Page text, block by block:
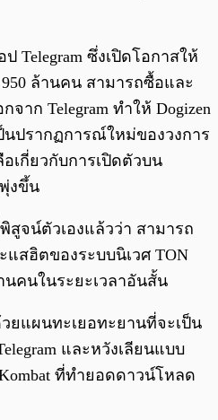
Telegram ซึ่งเปิดโอกาสให้
ล้านคน สามารถซื้อและ
าก Telegram ทำให้ Dogizen
ปรากฏการณ์ใหม่ของวงการ
เกี่ยวกับการเปิดตัวบน
งขึ้น
พิสูจน์ตัวเองแล้วว่า สามารถ
แสฮิตของระบบนิเวศ TON
นคนในระยะเวลาอันสั้น
ยแผนทะเยอทะยานที่จะเป็น
และหวังเลียนแบบ
ที่ทำยอดดาวน์โหลด